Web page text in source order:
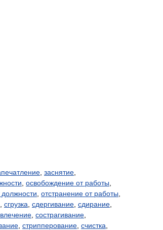
заснятие
освобождение от работы
должности отстранение от работы
сгрузка сдергивание сдирание
сострагивание
стрипперование счистка